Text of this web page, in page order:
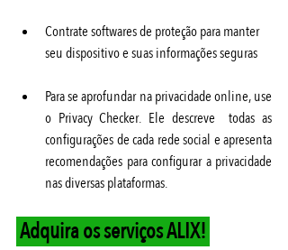
Contrate softwares de proteção para manter
seu dispositivo e suas informações seguras
Para se aprofundar na privacidade online, use
o Privacy Checker. Ele descreve  todas as
configurações de cada rede social e apresenta
recomendações para configurar a privacidade
nas diversas plataformas.
Adquira os serviços ALIX!